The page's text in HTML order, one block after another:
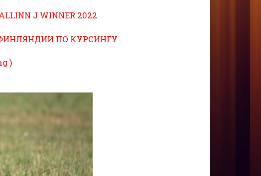
J WINNER 2022
ПО КУРСИНГУ
)